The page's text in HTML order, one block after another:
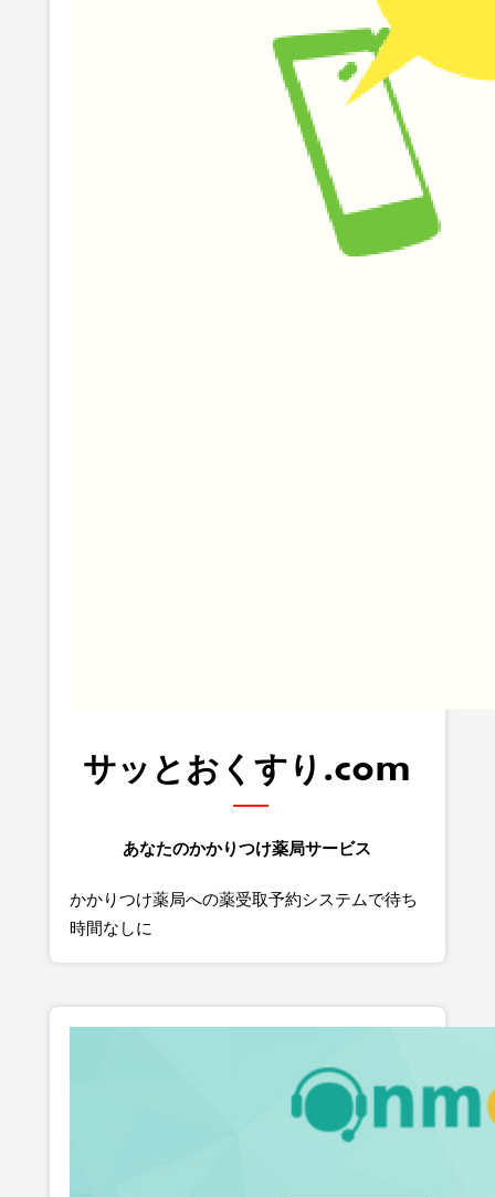
サッとおくすり.com
あなたのかかりつけ薬局サービス
かかりつけ薬局への薬受取予約システムで待ち
時間なしに